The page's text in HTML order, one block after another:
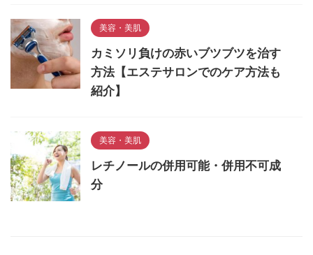
美容・美肌
カミソリ負けの赤いブツブツを治す
方法【エステサロンでのケア方法も
紹介】
美容・美肌
レチノールの併用可能・併用不可成
分